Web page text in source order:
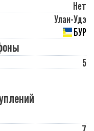
Нет
Улан-Удэ
БУР
5